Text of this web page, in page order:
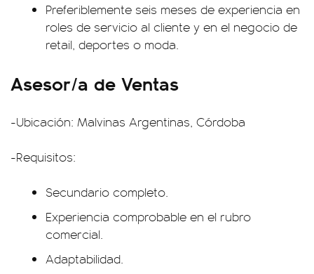
Preferiblemente seis meses de experiencia en
roles de servicio al cliente y en el negocio de
retail, deportes o moda.
Asesor/a de Ventas
-Ubicación: Malvinas Argentinas, Córdoba
-Requisitos:
Secundario completo.
Experiencia comprobable en el rubro
comercial.
Adaptabilidad.